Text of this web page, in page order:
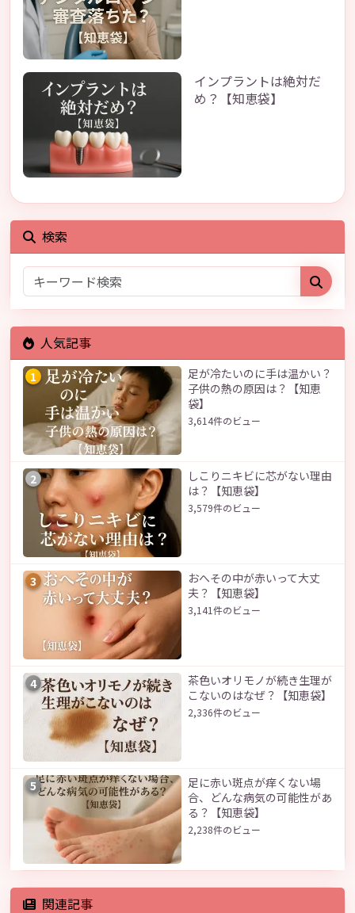
インプラントは絶対だ
め？【知恵袋】
検索
人気記事
1
足が冷たいのに手は温かい？
子供の熱の原因は？【知恵
袋】
3,614件のビュー
2
しこりニキビに芯がない理由
は？【知恵袋】
3,579件のビュー
3
おへその中が赤いって大丈
夫？【知恵袋】
3,141件のビュー
4
茶色いオリモノが続き生理が
こないのはなぜ？【知恵袋】
2,336件のビュー
5
足に赤い斑点が痒くない場
合、どんな病気の可能性があ
る？【知恵袋】
2,238件のビュー
関連記事